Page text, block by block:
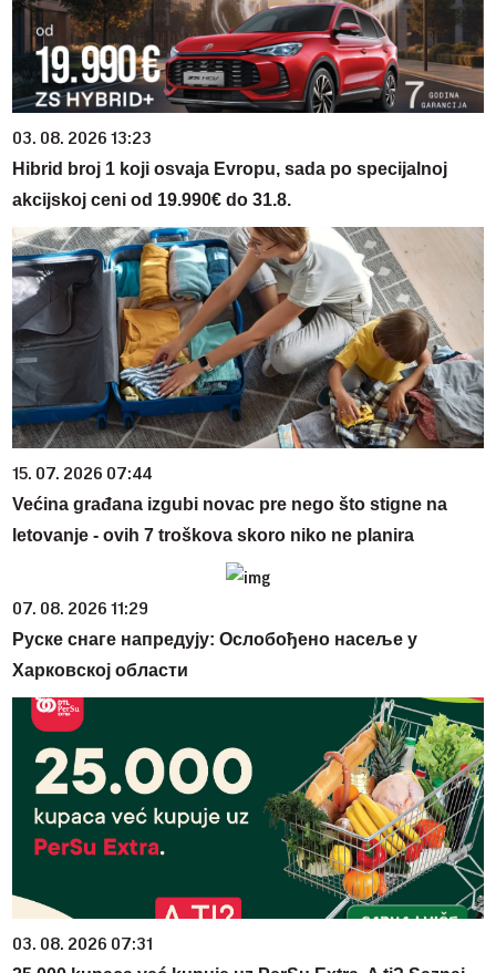
03. 08. 2026 13:23
Hibrid broj 1 koji osvaja Evropu, sada po specijalnoj
akcijskoj ceni od 19.990€ do 31.8.
15. 07. 2026 07:44
Većina građana izgubi novac pre nego što stigne na
letovanje - ovih 7 troškova skoro niko ne planira
07. 08. 2026 11:29
Руске снаге напредују: Ослобођено насеље у
Харковској области
03. 08. 2026 07:31